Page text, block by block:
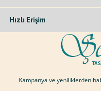
Hızlı Erişim
Kampanya ve yeniliklerden